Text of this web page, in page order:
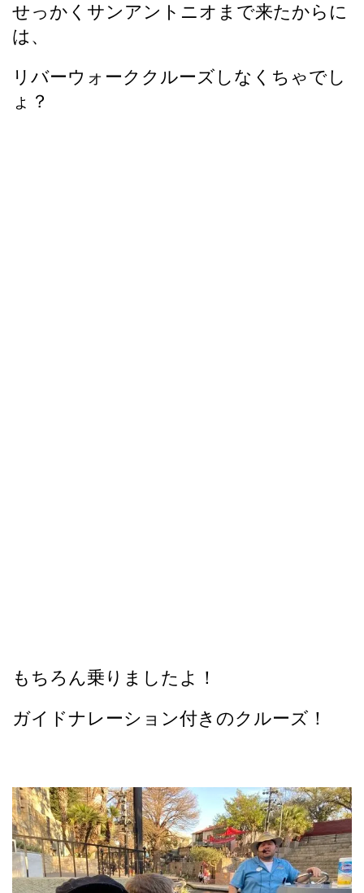
せっかくサンアントニオまで来たからに
は、
リバーウォーククルーズしなくちゃでし
ょ？
もちろん乗りましたよ！
ガイドナレーション付きのクルーズ！